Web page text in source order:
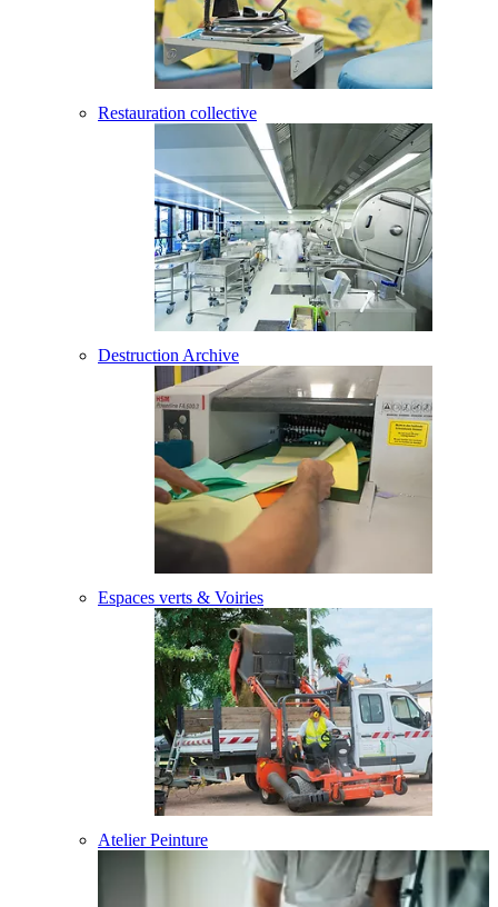
Restauration collective
Destruction Archive
Espaces verts & Voiries
Atelier Peinture